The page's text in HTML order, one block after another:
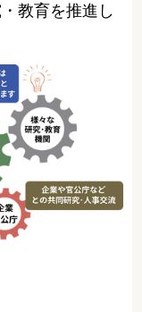
教育を推進し